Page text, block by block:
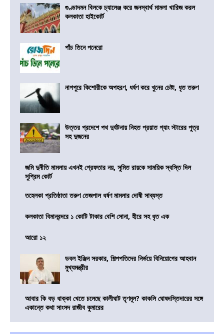
গুণ্ডাদমন বিলকে চ্যালেঞ্জ করে জনস্বার্থ মামলা খারিজ করল
কলকাতা হাইকোর্ট
পাঁচ তিনে পনেরো
নাগপুরে কিশোরীকে অপহরণ, ধর্ষণ করে খুনের চেষ্টা, ধৃত তরুণ
উত্তর প্রদেশে পথ দুর্ঘটনায় নিহত প্রয়াত গ্যাং স্টারের পুত্র
সহ দুজনের
জমি দুর্নীতি মামলায় এখনই গ্রেফতার নয়, সুমিত রায়কে সাময়িক স্বস্তি দিল
সুপ্রিম কোর্ট
তহেলকা প্রতিষ্ঠাতা তরুণ তেজপাল ধর্ষণ মামলার দোষী সাব্যস্ত
কলকাতা বিমানবন্দরে ১ কোটি টাকার বেশি সোনা, হীরে সহ ধৃত এক
আরো ১২
ডবল ইঞ্জিন সরকার, শিল্পপতিদের নির্ভয়ে বিনিয়োগের আহবান
মুখ্যমন্ত্রীর
আবার কি বড় ধাক্কা খেতে চলেছে কালীঘাট তৃণমূল? কাকলি ঘোষদস্তিদারের সঙ্গে
একান্তে কথা সাংসদ রাজীব কুমারের